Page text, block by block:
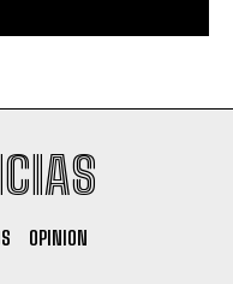
OPINION